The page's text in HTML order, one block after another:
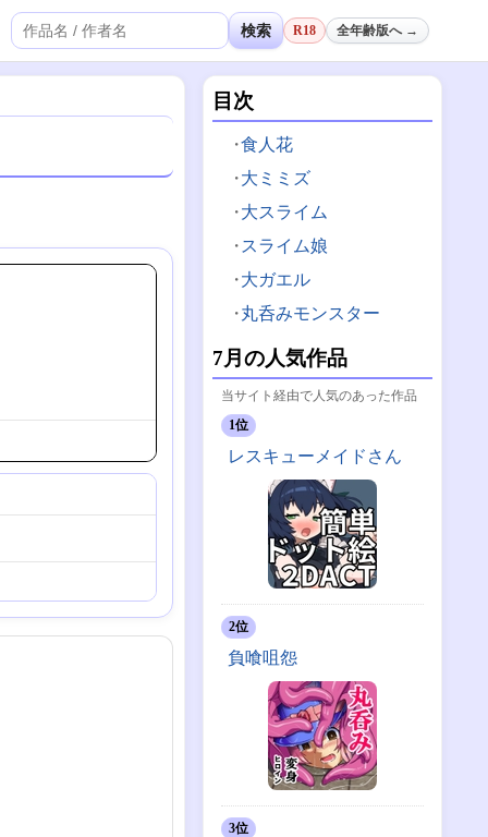
検索 R18 全年齢版へ →
目次
食人花
大ミミズ
大スライム
スライム娘
大ガエル
丸呑みモンスター
7月の人気作品
当サイト経由で人気のあった作品
1位
レスキューメイドさん
2位
負喰咀怨
3位